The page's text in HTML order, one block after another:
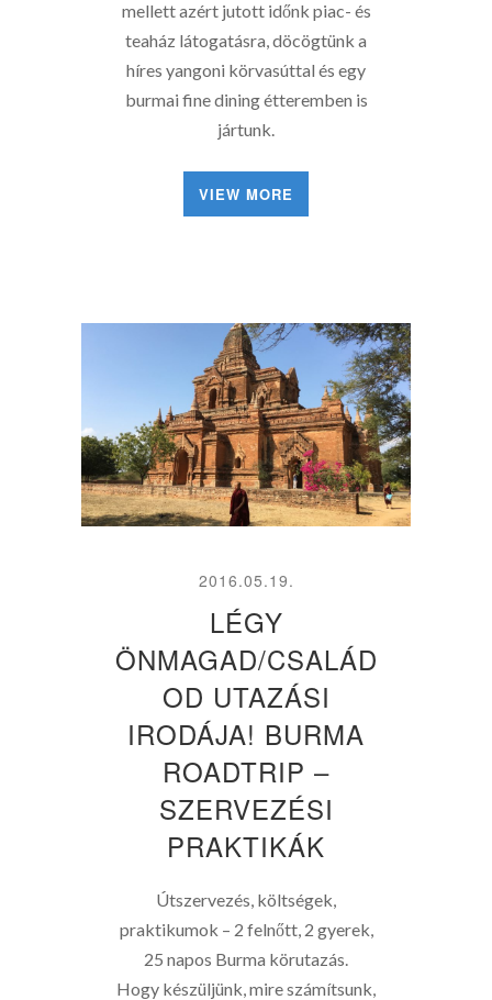
mellett azért jutott időnk piac- és
teaház látogatásra, döcögtünk a
híres yangoni körvasúttal és egy
burmai fine dining étteremben is
jártunk.
VIEW MORE
2016.05.19.
LÉGY
ÖNMAGAD/CSALÁD
OD UTAZÁSI
IRODÁJA! BURMA
ROADTRIP –
SZERVEZÉSI
PRAKTIKÁK
Útszervezés, költségek,
praktikumok – 2 felnőtt, 2 gyerek,
25 napos Burma körutazás.
Hogy készüljünk, mire számítsunk,